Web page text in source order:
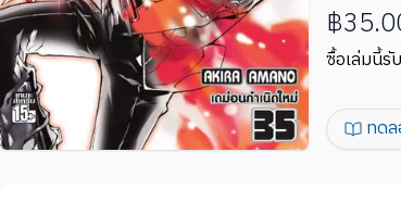
฿
ซื้อเล่มนี้
ทด